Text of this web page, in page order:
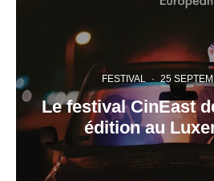
FESTIVAL · 25
Le festival CinEast
édition au